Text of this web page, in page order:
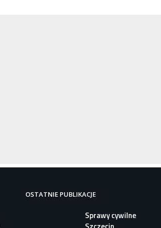
OSTATNIE PUBLIKACJE
Sprawy cywilne